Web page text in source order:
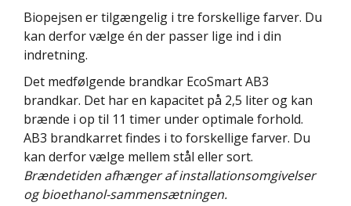
Biopejsen er tilgængelig i tre forskellige farver. Du
kan derfor vælge én der passer lige ind i din
indretning.
Det medfølgende brandkar EcoSmart AB3
brandkar. Det har en kapacitet på 2,5 liter og kan
brænde i op til 11 timer under optimale forhold.
AB3 brandkarret findes i to forskellige farver. Du
kan derfor vælge mellem stål eller sort.
Brændetiden afhænger af installationsomgivelser
og bioethanol-sammensætningen.